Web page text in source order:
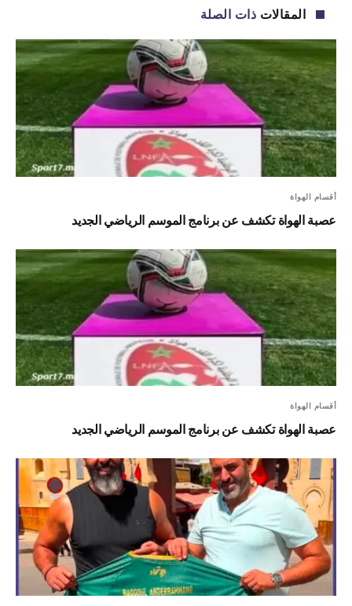
المقالات ذات الصلة
أقسام الهواة
عصبة الهواة تكشف عن برنامج الموسم الرياضي الجديد
أقسام الهواة
عصبة الهواة تكشف عن برنامج الموسم الرياضي الجديد